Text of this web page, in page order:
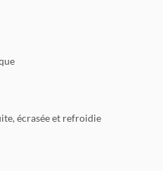
écrasée et refroidie